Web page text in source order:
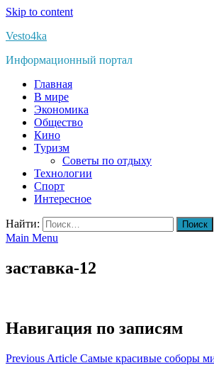
Skip to content
Vesto4ka
Информационный портал
Главная
В мире
Экономика
Общество
Кино
Туризм
Советы по отдыху
Технологии
Спорт
Интересное
Найти:
Main Menu
заставка-12
Навигация по записям
Previous Article Самые красивые соборы